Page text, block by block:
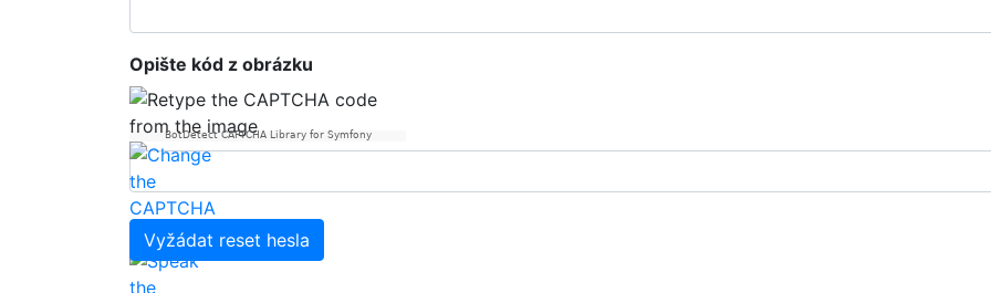
Opište kód z obrázku
BotDetect CAPTCHA Library for Symfony
Vyžádat reset hesla